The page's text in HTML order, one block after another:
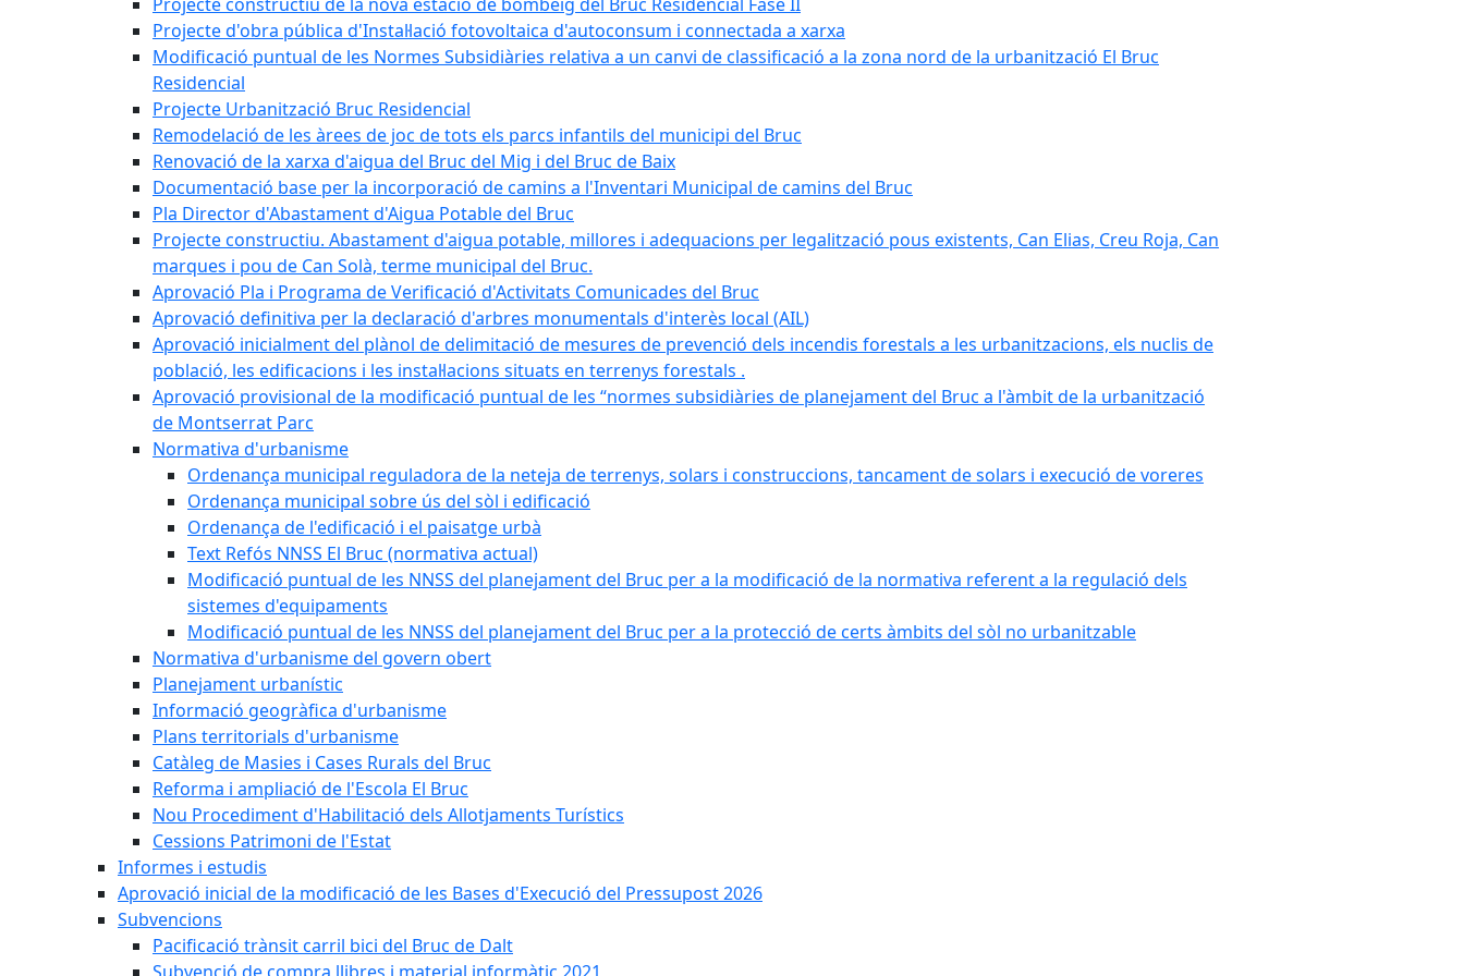
Projecte d'obra pública d'Instal·lació fotovoltaica d'autoconsum i connectada a xarxa
Modificació puntual de les Normes Subsidiàries relativa a un canvi de classificació a la zona nord de la urbanització El Bruc
Residencial
Projecte Urbanització Bruc Residencial
Remodelació de les àrees de joc de tots els parcs infantils del municipi del Bruc
Renovació de la xarxa d'aigua del Bruc del Mig i del Bruc de Baix
Documentació base per la incorporació de camins a l'Inventari Municipal de camins del Bruc
Pla Director d'Abastament d'Aigua Potable del Bruc
Projecte constructiu. Abastament d'aigua potable, millores i adequacions per legalització pous existents, Can Elias, Creu Roja, Can
marques i pou de Can Solà, terme municipal del Bruc.
Aprovació Pla i Programa de Verificació d'Activitats Comunicades del Bruc
Aprovació definitiva per la declaració d'arbres monumentals d'interès local (AIL)
Aprovació inicialment del plànol de delimitació de mesures de prevenció dels incendis forestals a les urbanitzacions, els nuclis de
població, les edificacions i les instal·lacions situats en terrenys forestals .
Aprovació provisional de la modificació puntual de les “normes subsidiàries de planejament del Bruc a l'àmbit de la urbanització
de Montserrat Parc
Normativa d'urbanisme
Ordenança municipal reguladora de la neteja de terrenys, solars i construccions, tancament de solars i execució de voreres
Ordenança municipal sobre ús del sòl i edificació
Ordenança de l'edificació i el paisatge urbà
Text Refós NNSS El Bruc (normativa actual)
Modificació puntual de les NNSS del planejament del Bruc per a la modificació de la normativa referent a la regulació dels
sistemes d'equipaments
Modificació puntual de les NNSS del planejament del Bruc per a la protecció de certs àmbits del sòl no urbanitzable
Normativa d'urbanisme del govern obert
Planejament urbanístic
Informació geogràfica d'urbanisme
Plans territorials d'urbanisme
Catàleg de Masies i Cases Rurals del Bruc
Reforma i ampliació de l'Escola El Bruc
Nou Procediment d'Habilitació dels Allotjaments Turístics
Cessions Patrimoni de l'Estat
Informes i estudis
Aprovació inicial de la modificació de les Bases d'Execució del Pressupost 2026
Subvencions
Pacificació trànsit carril bici del Bruc de Dalt